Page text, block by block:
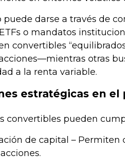
puede darse a través de
o mandatos
convertibles
otras
a la renta variable.
estratégicas en el
convertibles pueden
de capital – Permiten